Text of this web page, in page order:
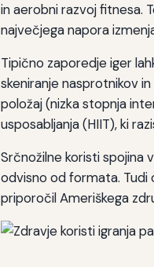
in aerobni razvoj fitnesa.
največjega napora
Tipično zaporedje iger
skeniranje nasprotnikov
položaj (nizka stopnja
usposabljanja (HIIT), ki
Srčnožilne koristi spojina
odvisno od formata. Tudi
priporočil Ameriškega